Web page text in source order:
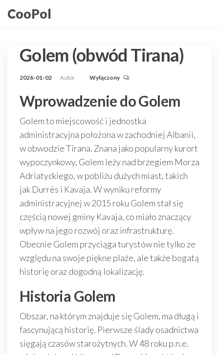
doCooPol
Golem (obwód Tirana)
2026-01-02 Autor Wyłączony
Wprowadzenie do Golem
Golem to miejscowość i jednostka
administracyjna położona w zachodniej Albanii,
w obwodzie Tirana. Znana jako popularny kurort
wypoczynkowy, Golem leży nad brzegiem Morza
Adriatyckiego, w pobliżu dużych miast, takich
jak Durrës i Kavaja. W wyniku reformy
administracyjnej w 2015 roku Golem stał się
częścią nowej gminy Kavaja, co miało znaczący
wpływ na jego rozwój oraz infrastrukturę.
Obecnie Golem przyciąga turystów nie tylko ze
względu na swoje piękne plaże, ale także bogatą
historię oraz dogodną lokalizację.
Historia Golem
Obszar, na którym znajduje się Golem, ma długą i
fascynującą historię. Pierwsze ślady osadnictwa
sięgają czasów starożytnych. W 48 roku p.n.e.